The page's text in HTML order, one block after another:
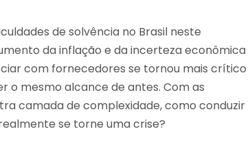
de solvência no Brasil neste
da inflação e da incerteza econômica
com fornecedores se tornou mais crítico
o mesmo alcance de antes. Com as
camada de complexidade, como conduzir
se torne uma crise?